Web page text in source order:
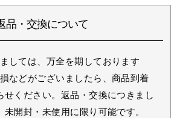
品・交換について
しては、万全を期しております
などがございましたら、商品到着
せください。返品・交換につきまし
開封・未使用に限り可能です。